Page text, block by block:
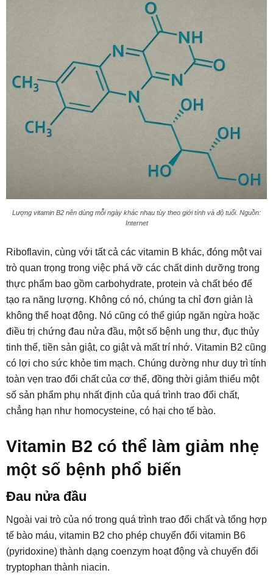
Lượng vitamin B2 nên dùng mỗi ngày khác nhau tùy theo giới tính và độ tuổi. Nguồn:
Internet
Riboflavin, cùng với tất cả các vitamin B khác, đóng một vai
trò quan trọng trong việc phá vỡ các chất dinh dưỡng trong
thực phẩm bao gồm carbohydrate, protein và chất béo để
tạo ra năng lượng. Không có nó, chúng ta chỉ đơn giản là
không thể hoạt động. Nó cũng có thể giúp ngăn ngừa hoặc
điều trị chứng đau nửa đầu, một số bệnh ung thư, đục thủy
tinh thể, tiền sản giật, co giật và mất trí nhớ. Vitamin B2 cũng
có lợi cho sức khỏe tim mạch. Chúng dường như duy trì tính
toàn vẹn trao đổi chất của cơ thể, đồng thời giảm thiểu một
số sản phẩm phụ nhất định của quá trình trao đổi chất,
chẳng hạn như homocysteine, có hại cho tế bào.
Vitamin B2 có thể làm giảm nhẹ
một số bệnh phổ biến
Đau nửa đầu
Ngoài vai trò của nó trong quá trình trao đổi chất và tổng hợp
tế bào máu, vitamin B2 cho phép chuyển đổi vitamin B6
(pyridoxine) thành dạng coenzym hoạt động và chuyển đổi
tryptophan thành niacin.